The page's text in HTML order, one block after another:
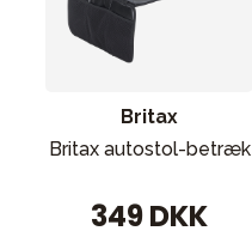
Britax
Britax autostol-betræk
349 DKK